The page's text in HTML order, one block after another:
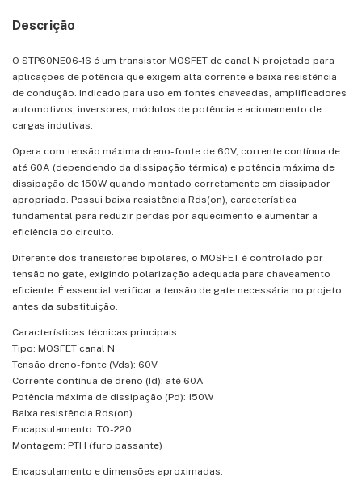
Descrição
O STP60NE06-16 é um transistor MOSFET de canal N projetado para
aplicações de potência que exigem alta corrente e baixa resistência
de condução. Indicado para uso em fontes chaveadas, amplificadores
automotivos, inversores, módulos de potência e acionamento de
cargas indutivas.
Opera com tensão máxima dreno-fonte de 60V, corrente contínua de
até 60A (dependendo da dissipação térmica) e potência máxima de
dissipação de 150W quando montado corretamente em dissipador
apropriado. Possui baixa resistência Rds(on), característica
fundamental para reduzir perdas por aquecimento e aumentar a
eficiência do circuito.
Diferente dos transistores bipolares, o MOSFET é controlado por
tensão no gate, exigindo polarização adequada para chaveamento
eficiente. É essencial verificar a tensão de gate necessária no projeto
antes da substituição.
Características técnicas principais:
Tipo: MOSFET canal N
Tensão dreno-fonte (Vds): 60V
Corrente contínua de dreno (Id): até 60A
Potência máxima de dissipação (Pd): 150W
Baixa resistência Rds(on)
Encapsulamento: TO-220
Montagem: PTH (furo passante)
Encapsulamento e dimensões aproximadas: